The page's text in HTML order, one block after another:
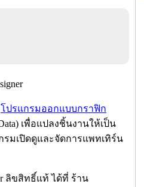
โปรแกรมออกแบบกราฟิก
เพื่อแปลงชิ้นงานให้เป็น
รมเปิดดูและจัดการแพทเทิร์น
ลิขสิทธิ์แท้ ได้ที่ ร้าน